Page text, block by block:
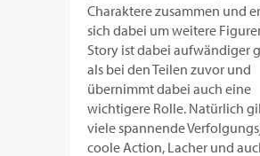
Charaktere zusammen und
sich dabei um weitere
Story ist dabei aufwändiger
als bei den Teilen zuvor und
übernimmt dabei auch eine
wichtigere Rolle. Natürlich
viele spannende
coole Action, Lacher und